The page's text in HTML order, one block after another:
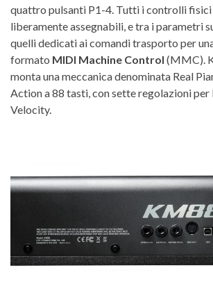
quattro pulsanti P1-4. Tutti i controlli fisici
liberamente assegnabili, e tra i parametri
quelli dedicati ai comandi trasporto per
formato MIDI Machine Control (MMC).
monta una meccanica denominata Real
Action a 88 tasti, con sette regolazioni per
Velocity.